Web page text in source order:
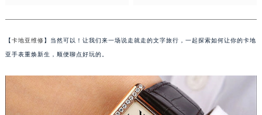
【卡地亚维修】当然可以！让我们来一场说走就走的文字旅行，一起探索如何让你的卡地
亚手表重焕新生，顺便聊点好玩的。